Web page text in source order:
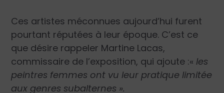
Ces artistes méconnues aujourd’hui furent
pourtant réputées à leur époque. C’est ce
que désire rappeler Martine Lacas,
commissaire de l’exposition, qui ajoute :« les
peintres femmes ont vu leur pratique limitée
aux genres subalternes ».